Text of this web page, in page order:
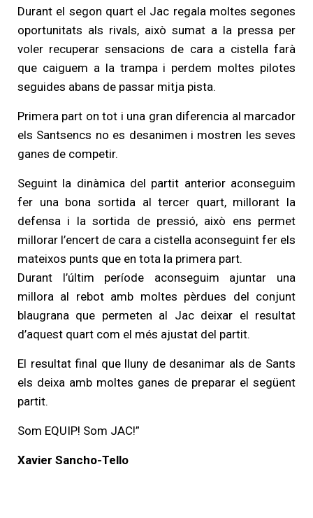
Durant el segon quart el Jac regala moltes segones
oportunitats als rivals, això sumat a la pressa per
voler recuperar sensacions de cara a cistella farà
que caiguem a la trampa i perdem moltes pilotes
seguides abans de passar mitja pista.
Primera part on tot i una gran diferencia al marcador
els Santsencs no es desanimen i mostren les seves
ganes de competir.
Seguint la dinàmica del partit anterior aconseguim
fer una bona sortida al tercer quart, millorant la
defensa i la sortida de pressió, això ens permet
millorar l’encert de cara a cistella aconseguint fer els
mateixos punts que en tota la primera part.
Durant l’últim període aconseguim ajuntar una
millora al rebot amb moltes pèrdues del conjunt
blaugrana que permeten al Jac deixar el resultat
d’aquest quart com el més ajustat del partit.
El resultat final que lluny de desanimar als de Sants
els deixa amb moltes ganes de preparar el següent
partit.
Som EQUIP! Som JAC!”
Xavier Sancho-Tello